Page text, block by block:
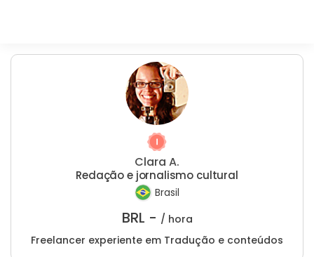
Clara A.
Redação e jornalismo cultural
Brasil
BRL - / hora
Freelancer experiente em Tradução e conteúdos